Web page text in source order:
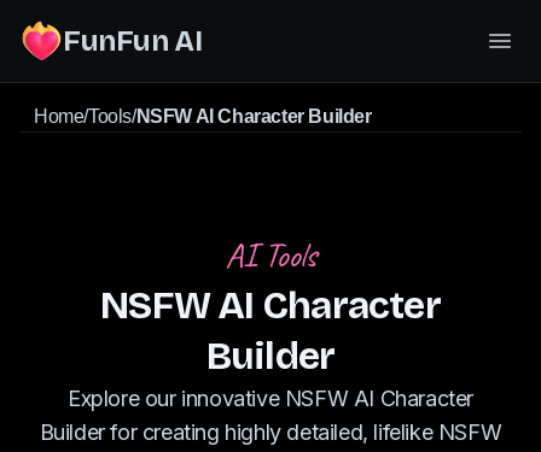
FunFun AI
Home/Tools/NSFW AI Character Builder
AI Tools
NSFW AI Character
Builder
Explore our innovative NSFW AI Character
Builder for creating highly detailed, lifelike NSFW